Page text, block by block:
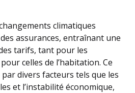
climatiques
assurances, entraînant une
tarifs, tant pour les
celles de l’habitation. Ce
divers facteurs tels que les
et l’instabilité économique,